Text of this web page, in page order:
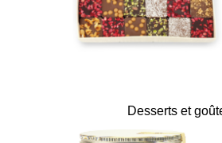
Desserts et